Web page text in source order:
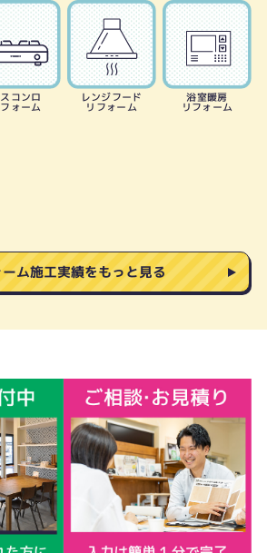
コンロ
ォーム
レンジフード
リフォーム
浴室暖房
リフォーム
ム施工実績をもっと見る